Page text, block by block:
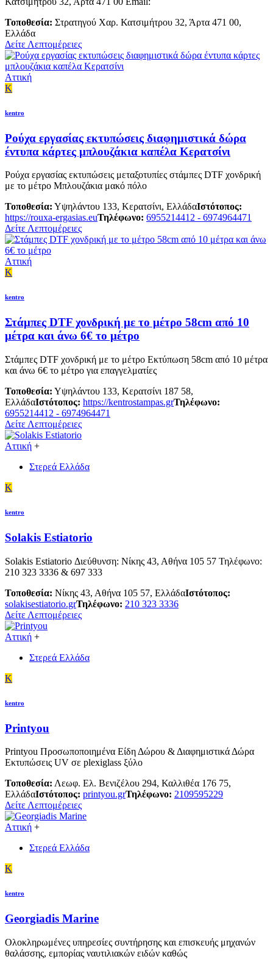
Τοποθεσία: Στρατηγού Χαρ. Κατσιμήτρου 32, Άρτα 471 00,
Ελλάδα
Δείτε Λεπτομέρειες
Αττική
K
kentro
Ρούχα εργασίας εκτυπώσεις διαφημιστικά δώρα
έντυπα κάρτες μπλουζάκια καπέλα Κερατσίνι
Ρούχα εργασίας εκτυπώσεις μεταξοτυπίες στάμπες DTF χονδρική
με το μέτρο Μπλουζάκια μακό πόλο
Τοποθεσία: Υψηλάντου 133, Κερατσίνι, ΕλλάδαΙστότοπος:
https://rouxa-ergasias.euΤηλέφωνο: 6955214412 - 6974964471
Δείτε Λεπτομέρειες
Αττική
K
kentro
Στάμπες DTF χονδρική με το μέτρο 58cm από 10
μέτρα και άνω 6€ το μέτρο
Στάμπες DTF χονδρική με το μέτρο Εκτύπωση 58cm από 10 μέτρα
και άνω 6€ το μέτρο για επαγγελματίες
Τοποθεσία: Υψηλάντου 133, Κερατσίνι 187 58,
ΕλλάδαΙστότοπος: https://kentrostampas.grΤηλέφωνο:
6955214412 - 6974964471
Δείτε Λεπτομέρειες
Αττική +
Στερεά Ελλάδα
K
kentro
Solakis Estiatorio
Solakis Estiatorio Διεύθυνση: Νίκης 43, Αθήνα 105 57 Τηλέφωνο:
210 323 3336 & 697 333
Τοποθεσία: Νίκης 43, Αθήνα 105 57, ΕλλάδαΙστότοπος:
solakisestiatorio.grΤηλέφωνο: 210 323 3336
Δείτε Λεπτομέρειες
Αττική +
Στερεά Ελλάδα
K
kentro
Printyou
Printyou Προσωποποιημένα Είδη Δώρου & Διαφημιστικά Δώρα
Εκτυπώσεις UV σε plexiglass ξύλο
Τοποθεσία: Λεωφ. Ελ. Βενιζέλου 294, Καλλιθέα 176 75,
ΕλλάδαΙστότοπος: printyou.grΤηλέφωνο: 2109595229
Δείτε Λεπτομέρειες
Αττική +
Στερεά Ελλάδα
K
kentro
Georgiadis Marine
Ολοκληρωμένες υπηρεσίες συντήρησης και επισκευής μηχανών
θαλάσσης, εμπορίας ναυτιλιακών ειδών καθώς